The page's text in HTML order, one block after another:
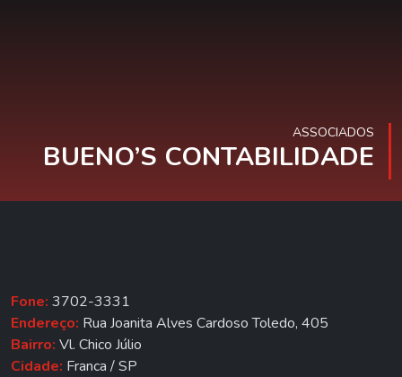
ASSOCIADOS
BUENO’S CONTABILIDADE
Fone: 3702-3331
Endereço: Rua Joanita Alves Cardoso Toledo, 405
Bairro: Vl. Chico Júlio
Cidade: Franca / SP